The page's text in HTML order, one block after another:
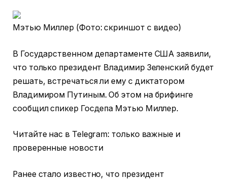
Мэтью Миллер (Фото: скриншот с видео)
В Государственном департаменте США заявили,
что только президент Владимир Зеленский будет
решать, встречаться ли ему с диктатором
Владимиром Путиным. Об этом на брифинге
сообщил спикер Госдепа Мэтью Миллер.
Читайте нас в Telegram: только важные и
проверенные новости
Ранее стало известно, что президент